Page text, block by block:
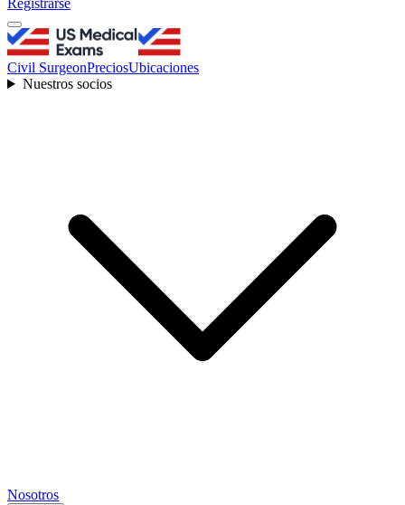
Registrarse
Civil SurgeonPreciosUbicaciones
Nuestros socios
Nosotros